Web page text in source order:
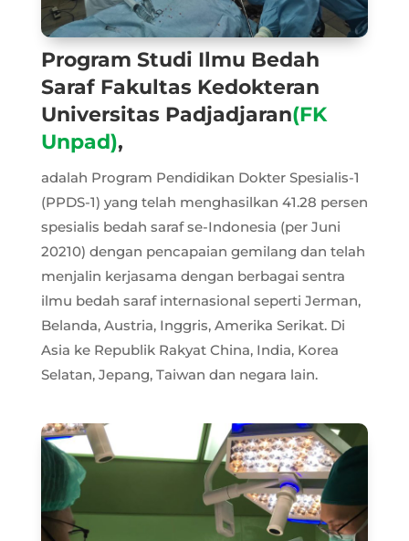
Program Studi Ilmu Bedah
Saraf Fakultas Kedokteran
Universitas Padjadjaran(FK
Unpad),
adalah Program Pendidikan Dokter Spesialis-1
(PPDS-1) yang telah menghasilkan 41.28 persen
spesialis bedah saraf se-Indonesia (per Juni
20210) dengan pencapaian gemilang dan telah
menjalin kerjasama dengan berbagai sentra
ilmu bedah saraf internasional seperti Jerman,
Belanda, Austria, Inggris, Amerika Serikat. Di
Asia ke Republik Rakyat China, India, Korea
Selatan, Jepang, Taiwan dan negara lain.